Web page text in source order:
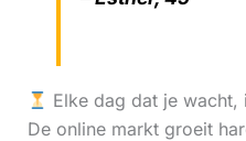
Elke dag dat je wacht,
De online markt groeit